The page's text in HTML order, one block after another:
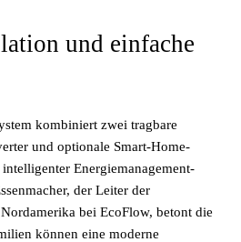
und einfache
kombiniert zwei tragbare
und optionale Smart-Home-
Energiemanagement-
der Leiter der
bei EcoFlow, betont die
können eine moderne